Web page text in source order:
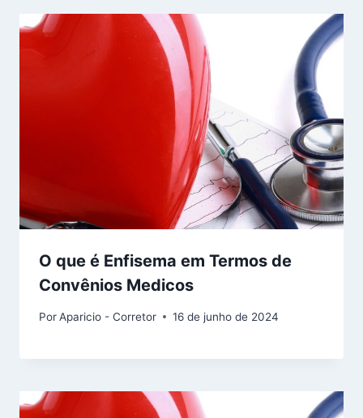
O que é Enfisema em Termos de
Convênios Medicos
PorAparicio - Corretor 16 de junho de 2024